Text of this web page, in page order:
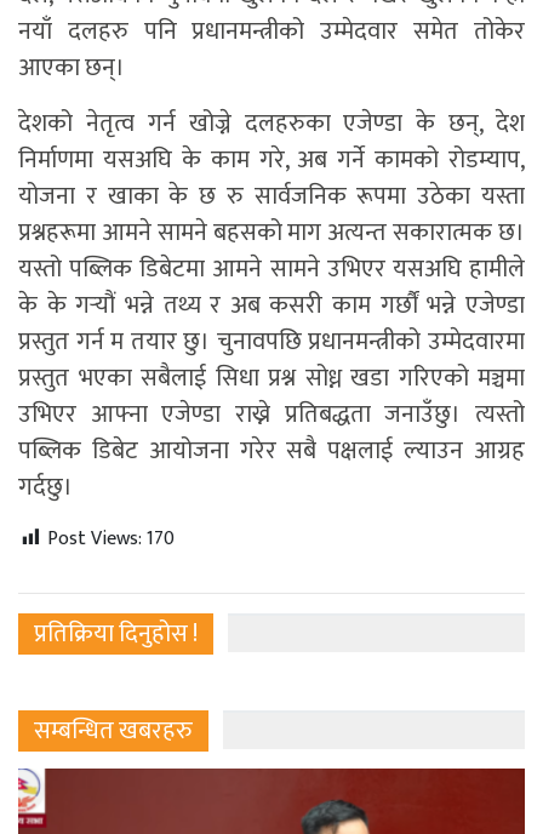
नयाँ दलहरु पनि प्रधानमन्त्रीको उम्मेदवार समेत तोकेर
आएका छन्।
देशको नेतृत्व गर्न खोज्ने दलहरुका एजेण्डा के छन्, देश
निर्माणमा यसअघि के काम गरे, अब गर्ने कामको रोडम्याप,
योजना र खाका के छ रु सार्वजनिक रूपमा उठेका यस्ता
प्रश्नहरूमा आमने सामने बहसको माग अत्यन्त सकारात्मक छ।
यस्तो पब्लिक डिबेटमा आमने सामने उभिएर यसअघि हामीले
के के गर्‍यौं भन्ने तथ्य र अब कसरी काम गर्छौं भन्ने एजेण्डा
प्रस्तुत गर्न म तयार छु। चुनावपछि प्रधानमन्त्रीको उम्मेदवारमा
प्रस्तुत भएका सबैलाई सिधा प्रश्न सोध्न खडा गरिएको मञ्चमा
उभिएर आफ्ना एजेण्डा राख्ने प्रतिबद्धता जनाउँछु। त्यस्तो
पब्लिक डिबेट आयोजना गरेर सबै पक्षलाई ल्याउन आग्रह
गर्दछु।
Post Views:170
प्रतिक्रिया दिनुहोस !
सम्बन्धित खबरहरु